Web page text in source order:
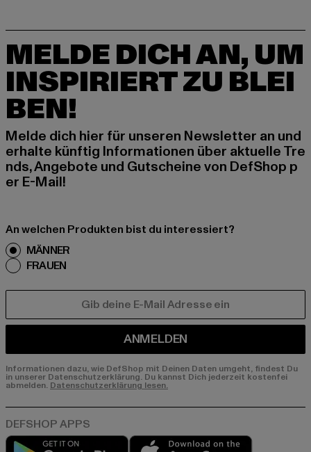
MELDE DICH AN, UM
INSPIRIERT ZU BLEI
BEN!
Melde dich hier für unseren Newsletter an und
erhalte künftig Informationen über aktuelle Tre
nds, Angebote und Gutscheine von DefShop p
er E-Mail!
An welchen Produkten bist du interessiert?
MÄNNER
FRAUEN
ANMELDEN
Informationen dazu, wie DefShop mit Deinen Daten umgeht, findest Du
in unserer Datenschutzerklärung. Du kannst Dich jederzeit kostenfei
abmelden.Datenschutzerklärung lesen.
Play market